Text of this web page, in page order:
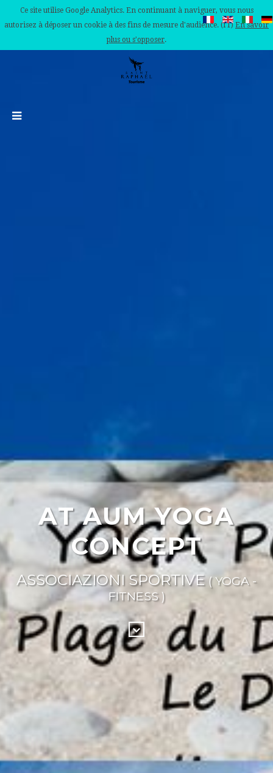
Ce site utilise Google Analytics. En continuant à naviguer, vous nous
autorisez à déposer un cookie à des fins de mesure d'audience. (IT) En savoir
plus ou s'opposer.
AT AUM YOGA
CONCEPT
ASSOCIAZIONI SPORTIVE( YOGA -
FITNESS )